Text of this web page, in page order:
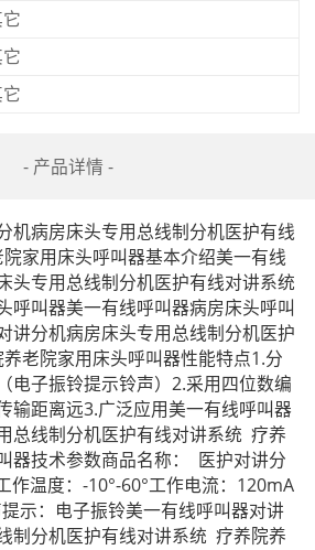
- 产品详情 -
机病房床头专用总线制分机医护有线
家用床头呼叫器基本介绍美一有线
头专用总线制分机医护有线对讲系统
呼叫器美一有线呼叫器病房床头呼叫
讲分机病房床头专用总线制分机医护
老院家用床头呼叫器性能特点1.分
电子振铃提示铃声）2.采用四位数编
输距离远3.广泛应用美一有线呼叫器
总线制分机医护有线对讲系统  疗养
器技术参数商品名称：  医护对讲分
作温度：-10°-60°工作电流：120mA
示：电子振铃美一有线呼叫器对讲
制分机医护有线对讲系统  疗养院养